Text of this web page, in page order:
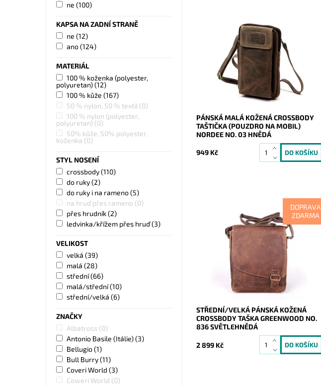
Malá pánská dvouoddílová crossbody
taštička Nordee v hnědé barvě, která je
z přední části pouzdrem na mobil a v
zadní malou taštičkou.
Dostupnost:
Skladem
20966
Nordee
2 roky
PÁNSKÁ MALÁ KOŽENÁ CROSSBODY
TAŠTIČKA (POUZDRO NA MOBIL)
NORDEE NO. 03 HNĚDÁ
949 Kč
DOPRAVA
ZDARMA
Kožená pánská světlehnědá crossbody
australské značky GreenWood ideální
velikosti, zajišťuje maximální komfort
při každodenním nošení.
Dostupnost:
Skladem
17177
GreenWood
2 roky
STŘEDNÍ/VELKÁ PÁNSKÁ KOŽENÁ
CROSSBODY TAŠKA GREENWOOD NO.
836 SVĚTLEHNĚDÁ
2 899 Kč
ne (100)
KAPSA NA ZADNÍ STRANĚ
ne (12)
ano(124)
MATERIÁL
100 % koženka (polyester,
polyuretan)(12)
100 % kůže (167)
50 % nylon, 50 % textil (0)
100 % nylon (polyester,
polyuretan) (0)
50% kůže, 50% polyester,
koženka (0)
STYL NOSENÍ
crossbody(110)
do ruky(2)
do ruky i na rameno(5)
na hruď přes rameno (0)
přes hrudník(2)
ledvinka/křížem přes hruď(3)
VELIKOST
velká (39)
malá (28)
střední(66)
malá/střední(10)
střední/velká (6)
ZNAČKY
Albatross (0)
Antonio Basile (Itálie)(3)
Bellugio(1)
Bull Burry(11)
Coveri World (3)
Coweri World (0)